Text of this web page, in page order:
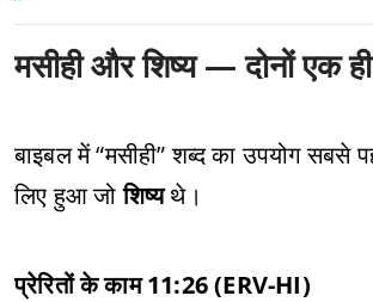
मसीही और शिष्य — दोनों एक
बाइबल में “मसीही” शब्द का उपयोग सबसे
लिए हुआ जोशिष्यथे।
प्रेरितों के काम 11:26 (ERV-HI)